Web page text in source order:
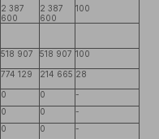
2 387
600
2 387
600
100
518 907 518 907 100
774 129 214 665 28
0 0
-
0 0
-
0 0 -